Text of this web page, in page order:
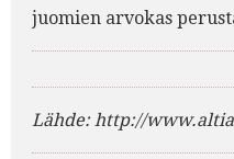
juomien arvokas
Lähde: http://